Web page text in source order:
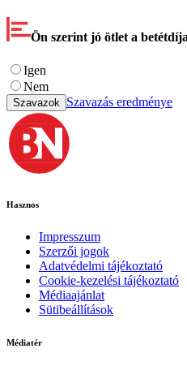
Ön szerint jó ötlet a
Igen
Nem
Szavazok Szavazás eredménye
Hasznos
Impresszum
Szerzői jogok
Adatvédelmi tájékoztató
Cookie-kezelési tájékoztató
Médiaajánlat
Sütibeállítások
Médiatér